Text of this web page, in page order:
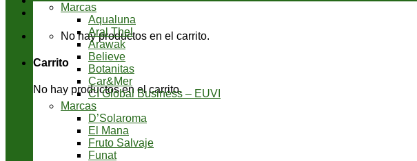
No hay productos en el carrito.
Carrito
No hay productos en el carrito.
Marcas
Aqualuna
Aral Thel
Arawak
Believe
Botanitas
Car&Mer
CI Global Business – EUVI
Marcas
D’Solaroma
El Mana
Fruto Salvaje
Funat